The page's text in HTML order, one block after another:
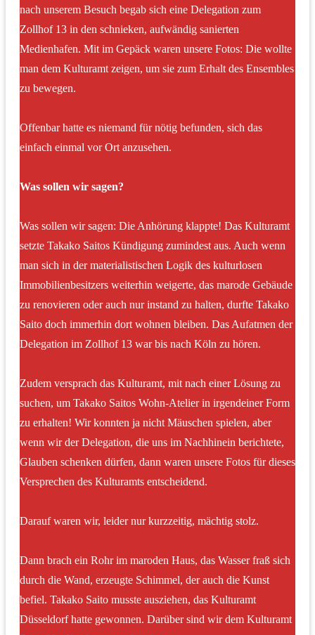
nach unserem Besuch begab sich eine Delegation zum
Zollhof 13 in den schnieken, aufwändig sanierten
Medienhafen. Mit im Gepäck waren unsere Fotos: Die wollte
man dem Kulturamt zeigen, um sie zum Erhalt des Ensembles
zu bewegen.
Offenbar hatte es niemand für nötig befunden, sich das
einfach einmal vor Ort anzusehen.
Was sollen wir sagen?
Was sollen wir sagen: Die Anhörung klappte! Das Kulturamt
setzte Takako Saitos Kündigung zumindest aus. Auch wenn
man sich in der materialistischen Logik des kulturlosen
Immobilienbesitzers weiterhin weigerte, das marode Gebäude
zu renovieren oder auch nur instand zu halten, durfte Takako
Saito doch immerhin dort wohnen bleiben. Das Aufatmen der
Delegation im Zollhof 13 war bis nach Köln zu hören.
Zudem versprach das Kulturamt, mit nach einer Lösung zu
suchen, um Takako Saitos Wohn-Atelier in irgendeiner Form
zu erhalten! Wir konnten ja nicht Mäuschen spielen, aber
wenn wir der Delegation, die uns im Nachhinein berichtete,
Glauben schenken dürfen, dann waren unsere Fotos für dieses
Versprechen des Kulturamts entscheidend.
Darauf waren wir, leider nur kurzzeitig, mächtig stolz.
Dann brach ein Rohr im maroden Haus, das Wasser fraß sich
durch die Wand, erzeugte Schimmel, der auch die Kunst
befiel. Takako Saito musste ausziehen, das Kulturamt
Düsseldorf hatte gewonnen. Darüber sind wir dem Kulturamt